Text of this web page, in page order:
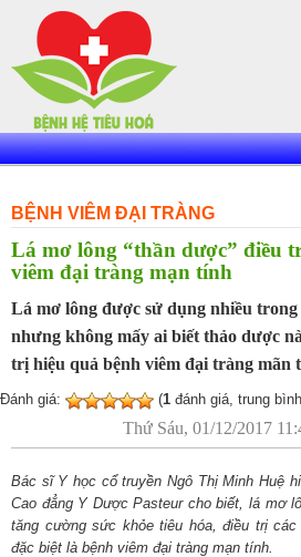
content
BỆNH VIÊM ĐẠI TRÀNG
Lá mơ lông “thần dược” điều
viêm đại tràng mạn tính
Lá mơ lông được sử dụng nhiều trong
nhưng không mấy ai biết thảo dược
trị hiệu quả bệnh viêm đại tràng mãn
Đánh giá: (1 đánh giá, trung
Thứ Sáu, 01/12/2017
Bác sĩ Y học cổ truyền Ngô Thị Minh Huệ
Cao đẳng Y Dược Pasteur cho biết, lá mơ
tăng cường sức khỏe tiêu hóa, điều trị các
đặc biệt là bệnh viêm đại tràng mạn tính.